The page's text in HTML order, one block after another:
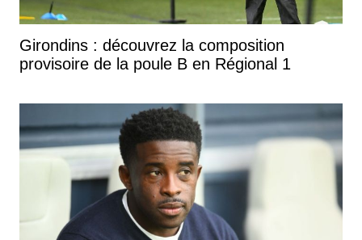
Girondins : découvrez la composition
provisoire de la poule B en Régional 1